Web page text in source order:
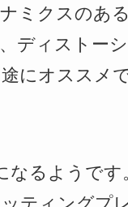
ミクスのあ
ディストー
にオススメ
なるようです